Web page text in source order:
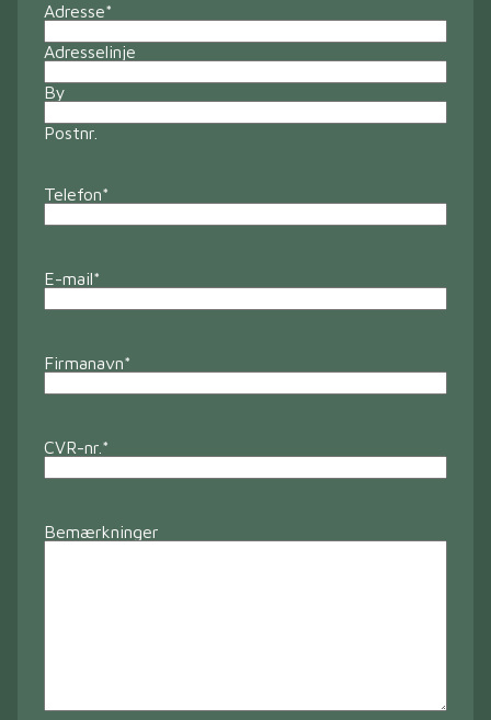
Adresse*
Adresselinje
By
Postnr.
Telefon*
E-mail*
Firmanavn*
CVR-nr. *
Bemærkninger